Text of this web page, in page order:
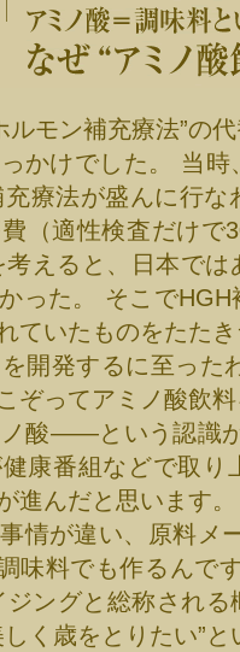
ルモン補充療法”の
かけでした。 当
療法が盛んに行
（適性検査だけで
えると、日本で
った。 そこで
ていたものをたた
開発するに至った
ぞってアミノ酸飲
酸――という認識
康番組などで取り
進んだと思います。
情が違い、原料メ
味料でも作るんで
ングと総称され
く歳をとりたい”